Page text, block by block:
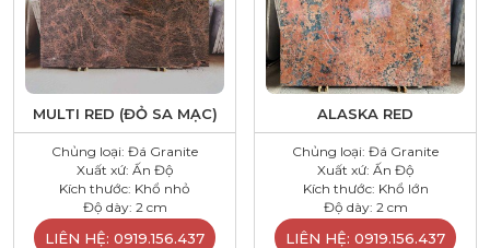
MULTI RED (ĐỎ SA MẠC)
Chủng loại: Đá Granite
Xuất xứ: Ấn Độ
Kích thước: Khổ nhỏ
Độ dày: 2 cm
LIÊN HỆ: 0919.156.437
ALASKA RED
Chủng loại: Đá Granite
Xuất xứ: Ấn Độ
Kích thước: Khổ lớn
Độ dày: 2 cm
LIÊN HỆ: 0919.156.437